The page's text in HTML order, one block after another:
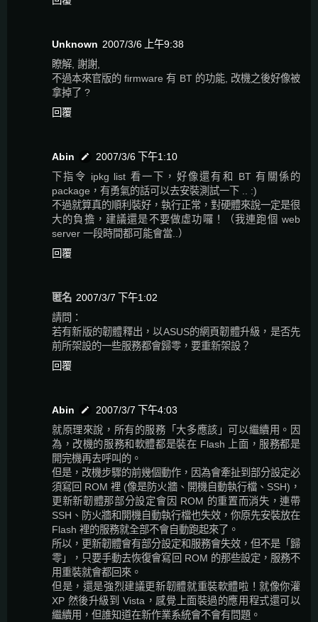
Unknown 2007/3/6 上午9:38
瞭解, 謝謝,
不過本來官版的 firmware 有 BT 的功能, 改機之後好像被
拿掉了 ?
回覆
Abin
2007/3/6 下午1:10
下指令 ipkg list 看一下，好像還有和 BT 有關係的
package，有勇氣的話可以去安裝測試一下 .. :)
不過就算真的順利裝好，執行正常，對硬體來說一定是很
大的負擔，建議還是不要做虛功囉！（我連跑個 web
server 一段時間都可能會當..）
回覆
匿名 2007/3/7 下午1:02
請問：
若有新版的韌體釋出，以ASUS的網頁韌體升級，是否先
前所架設的一些服務都會歸零，要重新架設？
回覆
Abin
2007/3/7 下午4:03
就原理來說，所有的服務「大多應該」可以繼續用。因
為，改機的服務和軟體都是裝在 Flash 上面，服務都是
開完機再去呼叫的。
但是，改機步驟的前幾個動作，因為會牽扯到部分設定必
須寫回 ROM 裡 (像是防火牆、開機自動執行檔、SSH)，
更新新韌體那部分設定會因 ROM 的重置而消失，連帶
SSH、防火牆和開機自動執行檔也失效，你原先安裝放在
Flash 裡的服務就全部不會自動跑起來了。
所以，更新韌體會有部分設定和服務會失效，但不是「歸
零」，只要手動去恢復會寫回 ROM 的那些設定，服務不
用重裝就會都回來。
但是，還是強烈建議更新韌體就重裝軟體啦！就像你灌
XP 然後升級到 Vista，感覺上面裝過的應用程式還可以
繼續用，但誰知道在新作業系統會不會有問題。